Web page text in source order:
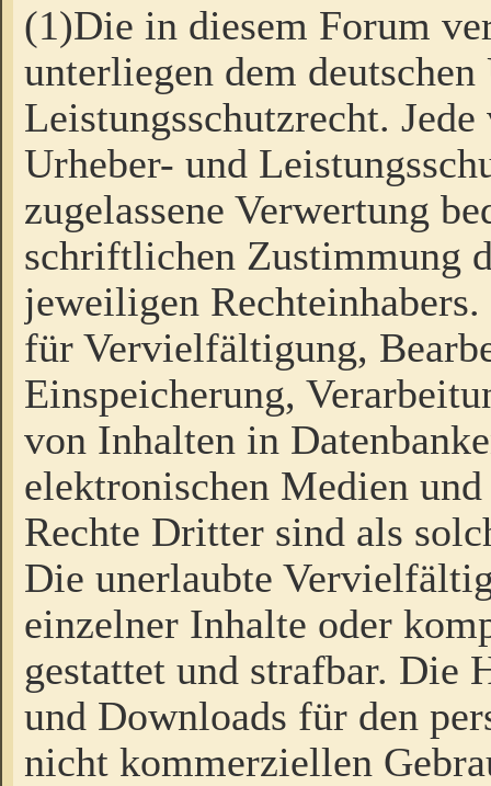
(1)Die in diesem Forum
unterliegen dem
Leistungsschutzrecht.
Urheber- und
zugelassene Verwertung
schriftlichen Zustimmung
jeweiligen
für Vervielfältigung,
Einspeicherung,
von Inhalten in
elektronischen Medien
Rechte Dritter sind als
Die unerlaubte
einzelner Inhalte oder
gestattet und strafbar. Die
und Downloads für den
nicht kommerziellen